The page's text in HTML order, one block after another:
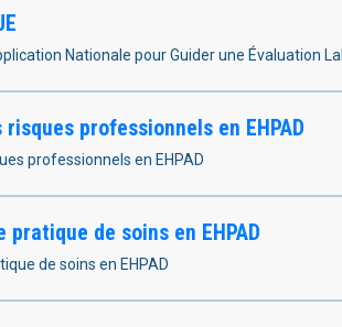
Nationale pour Guider une Évaluation
professionnels en EHPAD
professionnels en EHPAD
pratique de soins en EHPAD
de soins en EHPAD